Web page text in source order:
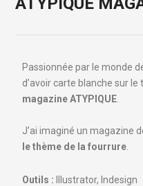
Passionnée par le monde
d’avoir carte blanche sur le
magazine ATYPIQUE
J’ai imaginé un magazine
le thème de la fourrure
Outils : Illustrator, Indesign